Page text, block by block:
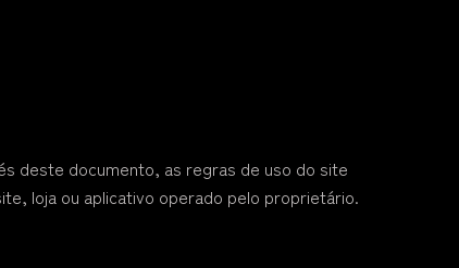
deste documento, as regras de uso do site
loja ou aplicativo operado pelo proprietário.